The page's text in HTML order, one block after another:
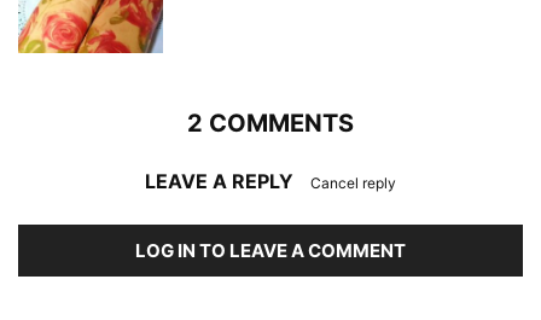
2 COMMENTS
LEAVE A REPLY Cancel reply
LOG IN TO LEAVE A COMMENT